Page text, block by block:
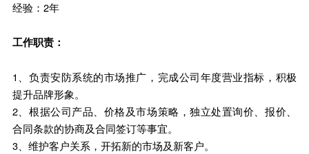
经验：2年
工作职责：
1、负责安防系统的市场推广，完成公司年度营业指标，积极
提升品牌形象。
2、根据公司产品、价格及市场策略，独立处置询价、报价、
合同条款的协商及合同签订等事宜。
3、维护客户关系，开拓新的市场及新客户。